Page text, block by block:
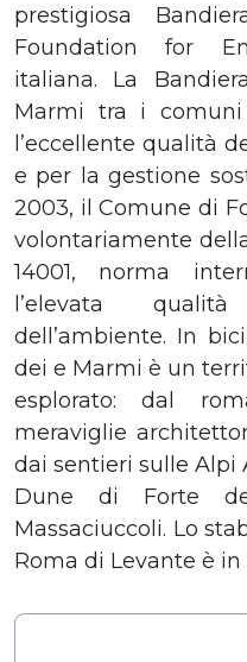
prestigiosa
Foundation for
italiana. La
Marmi tra i
l’eccellente qualità
e per la gestione
2003, il Comune di
volontariamente
14001, norma
l’elevata
dell’ambiente. In
dei e Marmi è un
esplorato: dal
meraviglie
dai sentieri sulle Alpi
Dune di Forte
Massaciuccoli. Lo
Roma di Levante è